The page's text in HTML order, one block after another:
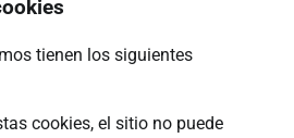
tienen los siguientes
cookies, el sitio no puede